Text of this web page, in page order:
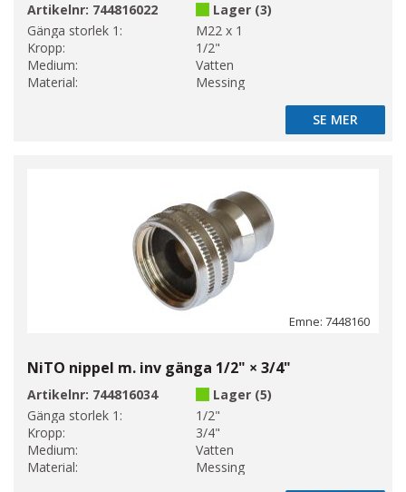
Artikelnr: 744816022
Lager (3)
Gänga storlek 1:
M22 x 1
Kropp:
1/2"
Medium:
Vatten
Material:
Messing
SE MER
SE MER
Emne: 7448160
NiTO nippel m. inv gänga 1/2" × 3/4"
Artikelnr: 744816034
Lager (5)
Gänga storlek 1:
1/2"
Kropp:
3/4"
Medium:
Vatten
Material:
Messing